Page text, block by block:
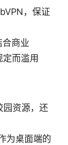
，保证
合商业
而滥用
园资源，还
为桌面端的